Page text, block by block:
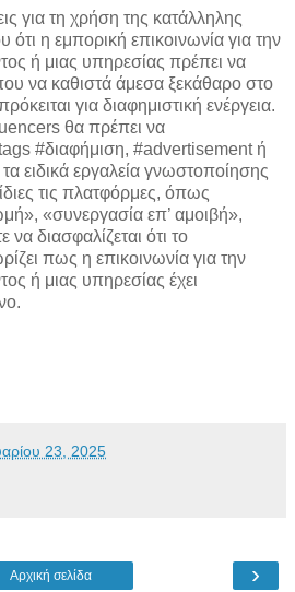
για τη χρήση της κατάλληλης
η εμπορική επικοινωνία για την
ή μιας υπηρεσίας πρέπει να
να καθιστά άμεσα ξεκάθαρο στο
για διαφημιστική ενέργεια.
θα πρέπει να
#διαφήμιση, #advertisement ή
ειδικά εργαλεία γνωστοποίησης
τις πλατφόρμες, όπως
«συνεργασία επ’ αμοιβή»,
διασφαλίζεται ότι το
πως η επικοινωνία για την
ή μιας υπηρεσίας έχει
23, 2025
›
Αρχική σελίδα